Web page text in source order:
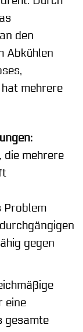
den
Abkühlen
mehrere
die mehrere
Problem
gegen
eine
gesamte